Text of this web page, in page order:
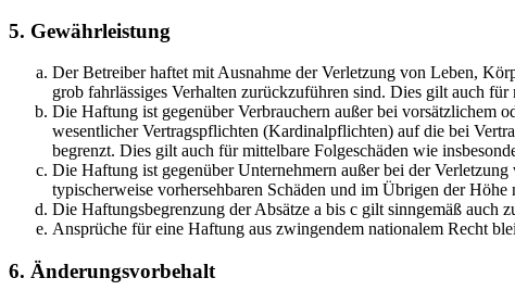
5. Gewährleistung
Der Betreiber haftet mit Ausnahme der Verletzung von Leben,
grob fahrlässiges Verhalten zurückzuführen sind. Dies gilt auch
Die Haftung ist gegenüber Verbrauchern außer bei vorsätzlichem
wesentlicher Vertragspflichten (Kardinalpflichten) auf die bei
begrenzt. Dies gilt auch für mittelbare Folgeschäden wie
Die Haftung ist gegenüber Unternehmern außer bei der
typischerweise vorhersehbaren Schäden und im Übrigen der
Die Haftungsbegrenzung der Absätze a bis c gilt sinngemäß auch
Ansprüche für eine Haftung aus zwingendem nationalem Recht
6. Änderungsvorbehalt